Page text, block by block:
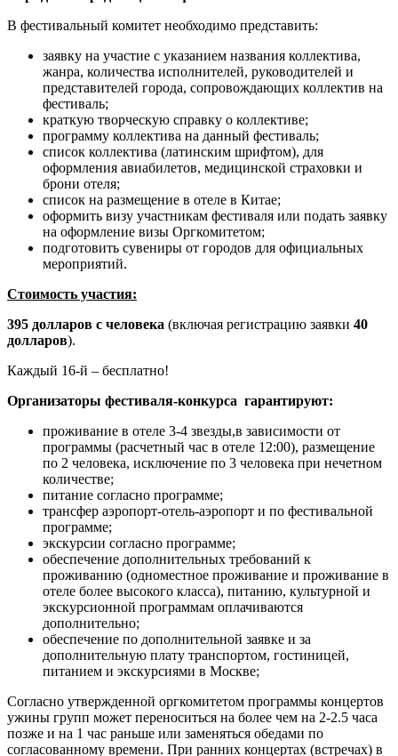
В фестивальный комитет необходимо представить:
заявку на участие с указанием названия коллектива,
жанра, количества исполнителей, руководителей и
представителей города, сопровождающих коллектив на
фестиваль;
краткую творческую справку о коллективе;
программу коллектива на данный фестиваль;
список коллектива (латинским шрифтом), для
оформления авиабилетов, медицинской страховки и
брони отеля;
список на размещение в отеле в Китае;
оформить визу участникам фестиваля или подать заявку
на оформление визы Оргкомитетом;
подготовить сувениры от городов для официальных
мероприятий.
Стоимость участия:
395 долларов с человека (включая регистрацию заявки 40
долларов).
Каждый 16-й – бесплатно!
Организаторы фестиваля-конкурса гарантируют:
проживание в отеле 3-4 звезды,в зависимости от
программы (расчетный час в отеле 12:00), размещение
по 2 человека, исключение по 3 человека при нечетном
количестве;
питание согласно программе;
трансфер аэропорт-отель-аэропорт и по фестивальной
программе;
экскурсии согласно программе;
обеспечение дополнительных требований к
проживанию (одноместное проживание и проживание в
отеле более высокого класса), питанию, культурной и
экскурсионной программам оплачиваются
дополнительно;
обеспечение по дополнительной заявке и за
дополнительную плату транспортом, гостиницей,
питанием и экскурсиями в Москве;
Согласно утвержденной оргкомитетом программы концертов
ужины групп может переноситься на более чем на 2-2.5 часа
позже и на 1 час раньше или заменяться обедами по
согласованному времени. При ранних концертах (встречах) в